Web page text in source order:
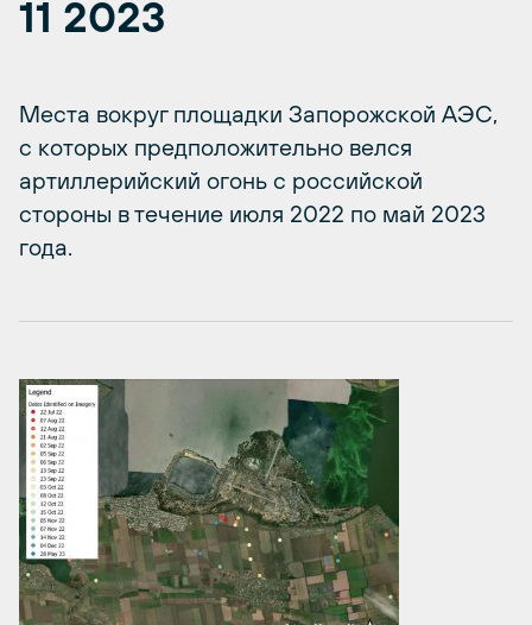
11 2023
Места вокруг площадки Запорожской АЭС,
с которых предположительно велся
артиллерийский огонь с российской
стороны в течение июля 2022 по май 2023
года.